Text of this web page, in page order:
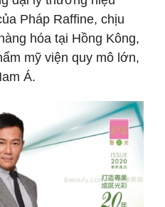
Pháp Raffine, chịu
hóa tại Hồng Kông,
mỹ viện quy mô lớn,
Á.